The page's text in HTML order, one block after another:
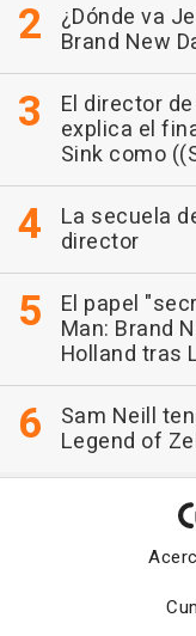
¿Dónde va
Brand New
El director
explica el
Sink como
La secuela
director
El papel
Man: Brand
Holland tras
Sam Neill
Legend of